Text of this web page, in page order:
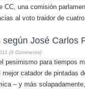
CC, una comisión
al voto traidor de
según José Carlos
(3 Comments)
pesimismo para tiempos
mejor catador de pintadas
– y más